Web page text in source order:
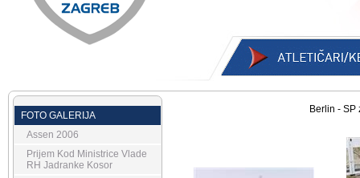
Berlin - SP
FOTO GALERIJA
Assen 2006
Prijem Kod Ministrice Vlade
RH Jadranke Kosor